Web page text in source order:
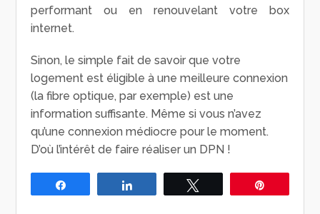
performant ou en renouvelant votre box
internet.
Sinon, le simple fait de savoir que votre
logement est éligible à une meilleure connexion
(la fibre optique, par exemple) est une
information suffisante. Même si vous n’avez
qu’une connexion médiocre pour le moment.
D’où l’intérêt de faire réaliser un DPN !